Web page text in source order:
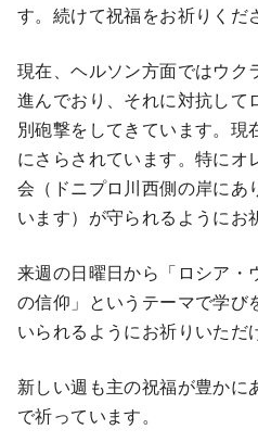
す。続けて祝福をお祈りくだ
現在、ヘルソン方面ではウク
進んでおり、それに対抗して
別砲撃をしてきています。
にさらされています。特にオ
会（ドニプロ川西側の岸にあ
います）が守られるようにお
来週の日曜日から「ロシア・
の信仰」というテーマで学び
いられるようにお祈りいただ
新しい週も主の祝福が豊かに
で祈っています。